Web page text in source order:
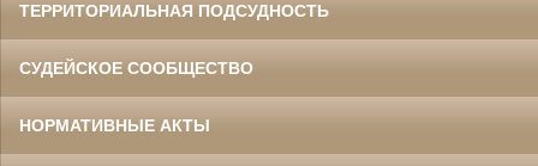
ТЕРРИТОРИАЛЬНАЯ ПОДСУДНОСТЬ
СУДЕЙСКОЕ СООБЩЕСТВО
НОРМАТИВНЫЕ АКТЫ